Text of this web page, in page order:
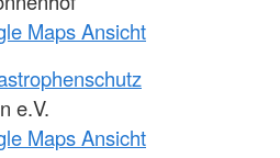
Maps Ansicht
e.V.
Maps Ansicht